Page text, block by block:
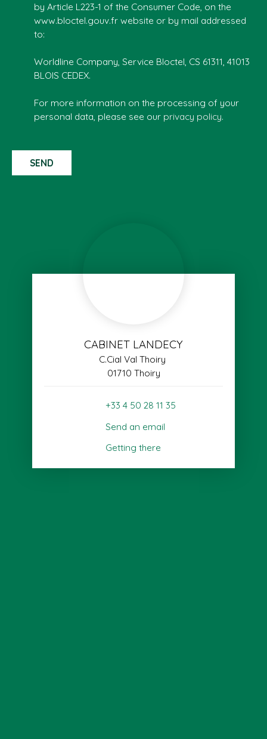
by Article L223-1 of the Consumer Code, on the
www.bloctel.gouv.fr website or by mail addressed
to:
Worldline Company, Service Bloctel, CS 61311, 41013
BLOIS CEDEX.
For more information on the processing of your
personal data, please see our privacy policy.
SEND
CABINET LANDECY
C.Cial Val Thoiry
01710 Thoiry
+33 4 50 28 11 35
Send an email
Getting there